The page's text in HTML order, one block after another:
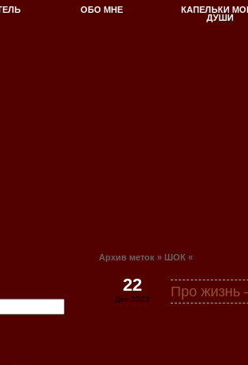
ОБО МНЕ
КАПЕЛЬКИ
ДУШИ
Архив меток » ШОК «
Про
22
Дек 2023